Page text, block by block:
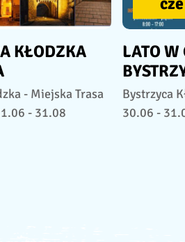
KŁODZKA
- Miejska Trasa
- 31.08
LATO
Bystrzyca
30.06 -